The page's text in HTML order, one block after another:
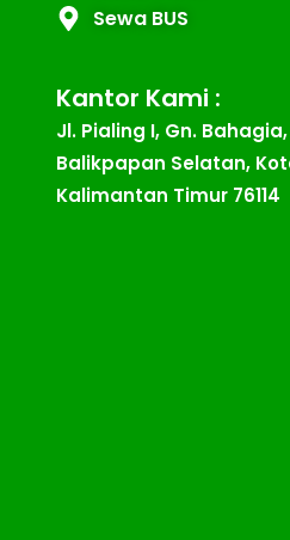
Sewa BUS
Kantor Kami :
Jl. Pialing I, Gn.
Balikpapan Selatan,
Kalimantan Timur 76114